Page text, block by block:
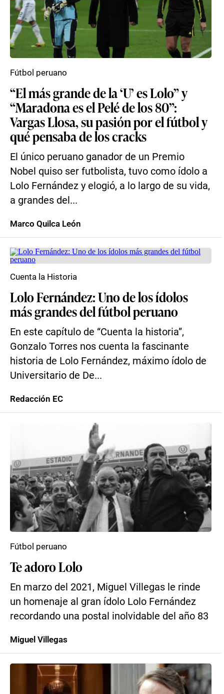
“El más grande de la ‘U’ es Lolo” y
“Maradona es el Pelé de los 80”:
Vargas Llosa, su pasión por el fútbol y
qué pensaba de los cracks
El único peruano ganador de un Premio
Nobel quiso ser futbolista, tuvo como ídolo a
Lolo Fernández y elogió, a lo largo de su vida,
a grandes del...
Fútbol peruano
Marco Quilca León
Lolo Fernández: Uno de los ídolos
más grandes del fútbol peruano
En este capítulo de “Cuenta la historia”,
Gonzalo Torres nos cuenta la fascinante
historia de Lolo Fernández, máximo ídolo de
Universitario de De...
Cuenta la Historia
Redacción EC
Te adoro Lolo
En marzo del 2021, Miguel Villegas le rinde
un homenaje al gran ídolo Lolo Fernández
recordando una postal inolvidable del año 83
Fútbol peruano
Miguel Villegas